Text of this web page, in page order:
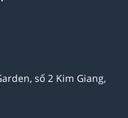
số 2 Kim Giang,